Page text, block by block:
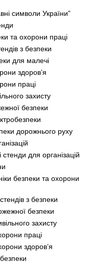
символи України”
та охорони праці
з безпеки
для малечі
здоров’я
праці
захисту
безпеки
дорожнього руху
стенди для організацій
безпеки та охорони
з безпеки
безпеки
захисту
праці
здоров’я